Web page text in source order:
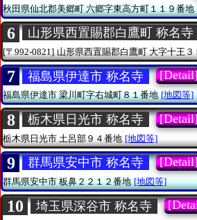
秋田県仙北郡美郷町六郷字東高方町１１９番地
6 山形県西置賜郡白鷹町 称名寺
[〒992-0821] 山形県西置賜郡白鷹町 大字十王
7 福島県伊達市 称名寺
福島県伊達市梁川町字右城町８１番地 [地図等]
8 栃木県日光市 称名寺
栃木県日光市 土呂部９４番地 [地図等]
9 群馬県安中市 称名寺
群馬県安中市板鼻２２１２番地 [地図等]
10 埼玉県深谷市 称名寺